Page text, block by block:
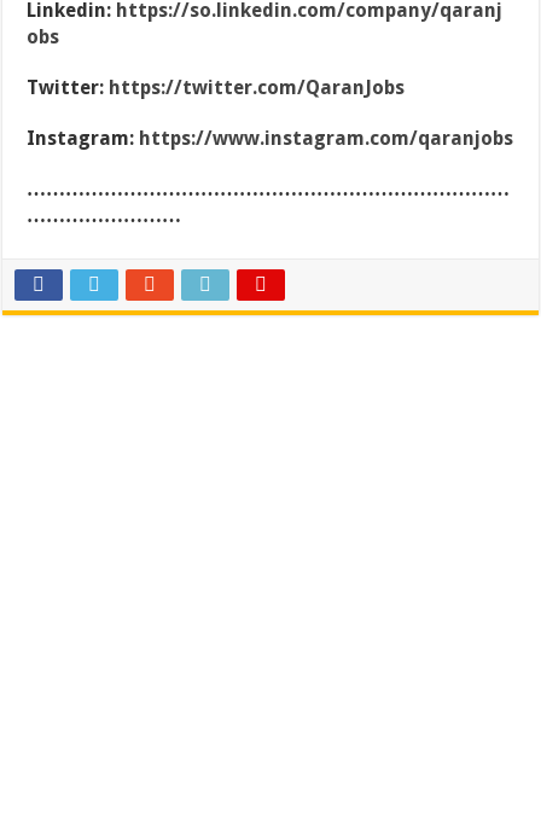
Linkedin: https://so.linkedin.com/company/qaranj
obs
Twitter: https://twitter.com/QaranJobs
Instagram: https://www.instagram.com/qaranjobs
…………………………………………………………………
……………………